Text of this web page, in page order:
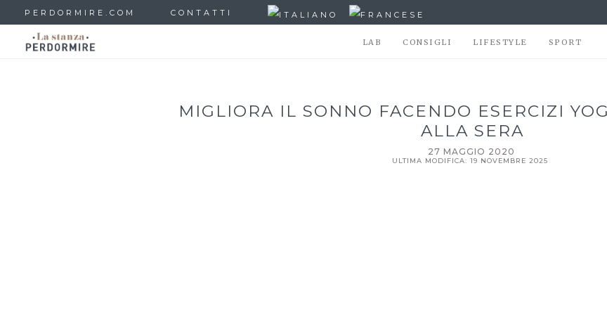
PERDORMIRE.COM CONTATTI
LAB CONSIGLI LIFESTYLE SPORT
MIGLIORA IL SONNO FACENDO ESERCIZI
ALLA SERA
27 MAGGIO 2020
ULTIMA MODIFICA: 19 NOVEMBRE 2025